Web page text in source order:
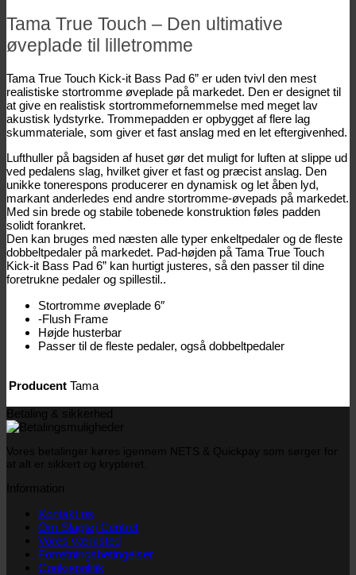
Tama True Touch – Den ultimative
øveplade til lilletromme
Tama True Touch Kick-it Bass Pad 6” er uden tvivl den mest
realistiske stortromme øveplade på markedet. Den er designet til
at give en realistisk stortrommefornemmelse med meget lav
akustisk lydstyrke. Trommepadden er opbygget af flere lag
skummateriale, som giver et fast anslag med en let eftergivenhed.
Lufthuller på bagsiden af huset gør det muligt for luften at slippe ud
ved pedalens slag, hvilket giver et fast og præcist anslag. Den
unikke tonerespons producerer en dynamisk og let åben lyd,
markant anderledes end andre stortromme-øvepads på markedet.
Med sin brede og stabile tobenede konstruktion føles padden
solidt forankret.
Den kan bruges med næsten alle typer enkeltpedaler og de fleste
dobbeltpedaler på markedet. Pad-højden på Tama True Touch
Kick-it Bass Pad 6” kan hurtigt justeres, så den passer til dine
foretrukne pedaler og spillestil..
Stortromme øveplade 6″
-Flush Frame
Højde husterbar
Passer til de fleste pedaler, også dobbeltpedaler
Producent Tama
Betaling & sikkerhed
Vores betalinger køres igennem NETS & Quickpay som sørger for
at alt er sikkert og krypteret.
Information
Kontakt os
Om Slagtøj Centret
Vores værksted
Forretningsbetingelser
Cookiepolitik